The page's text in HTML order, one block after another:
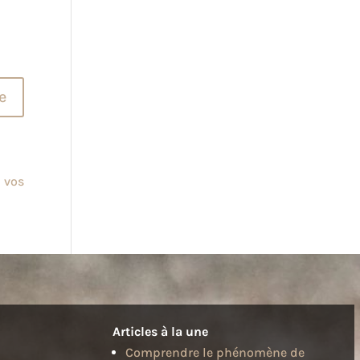
Articles à la une
Comprendre le phénomène de